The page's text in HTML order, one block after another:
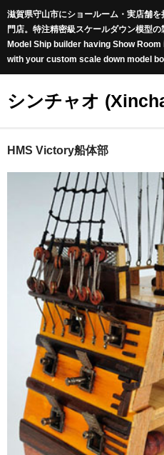
滋賀県守山市にショールーム・実店舗
門店。特注精密級スケールダウン模型の
Model Ship builder having Show
with your custom scale down model
シンチャオ
ホーム
商品カテゴリー
新商品 (New Arrivals)
世界の帆船 (Famous Tall
豪華客船 (Luxury Liners)
戦艦 (Battle Ships)
ヨット (Classic Yachts,
ｸﾙｰｻﾞｰ､ｽﾋﾟｰﾄﾞﾎﾞｰﾄ
ボトルシップ （Bottle Ships)
ショーケース (Display Cases)
アクセサリー (Marine
HMS Victory船体部